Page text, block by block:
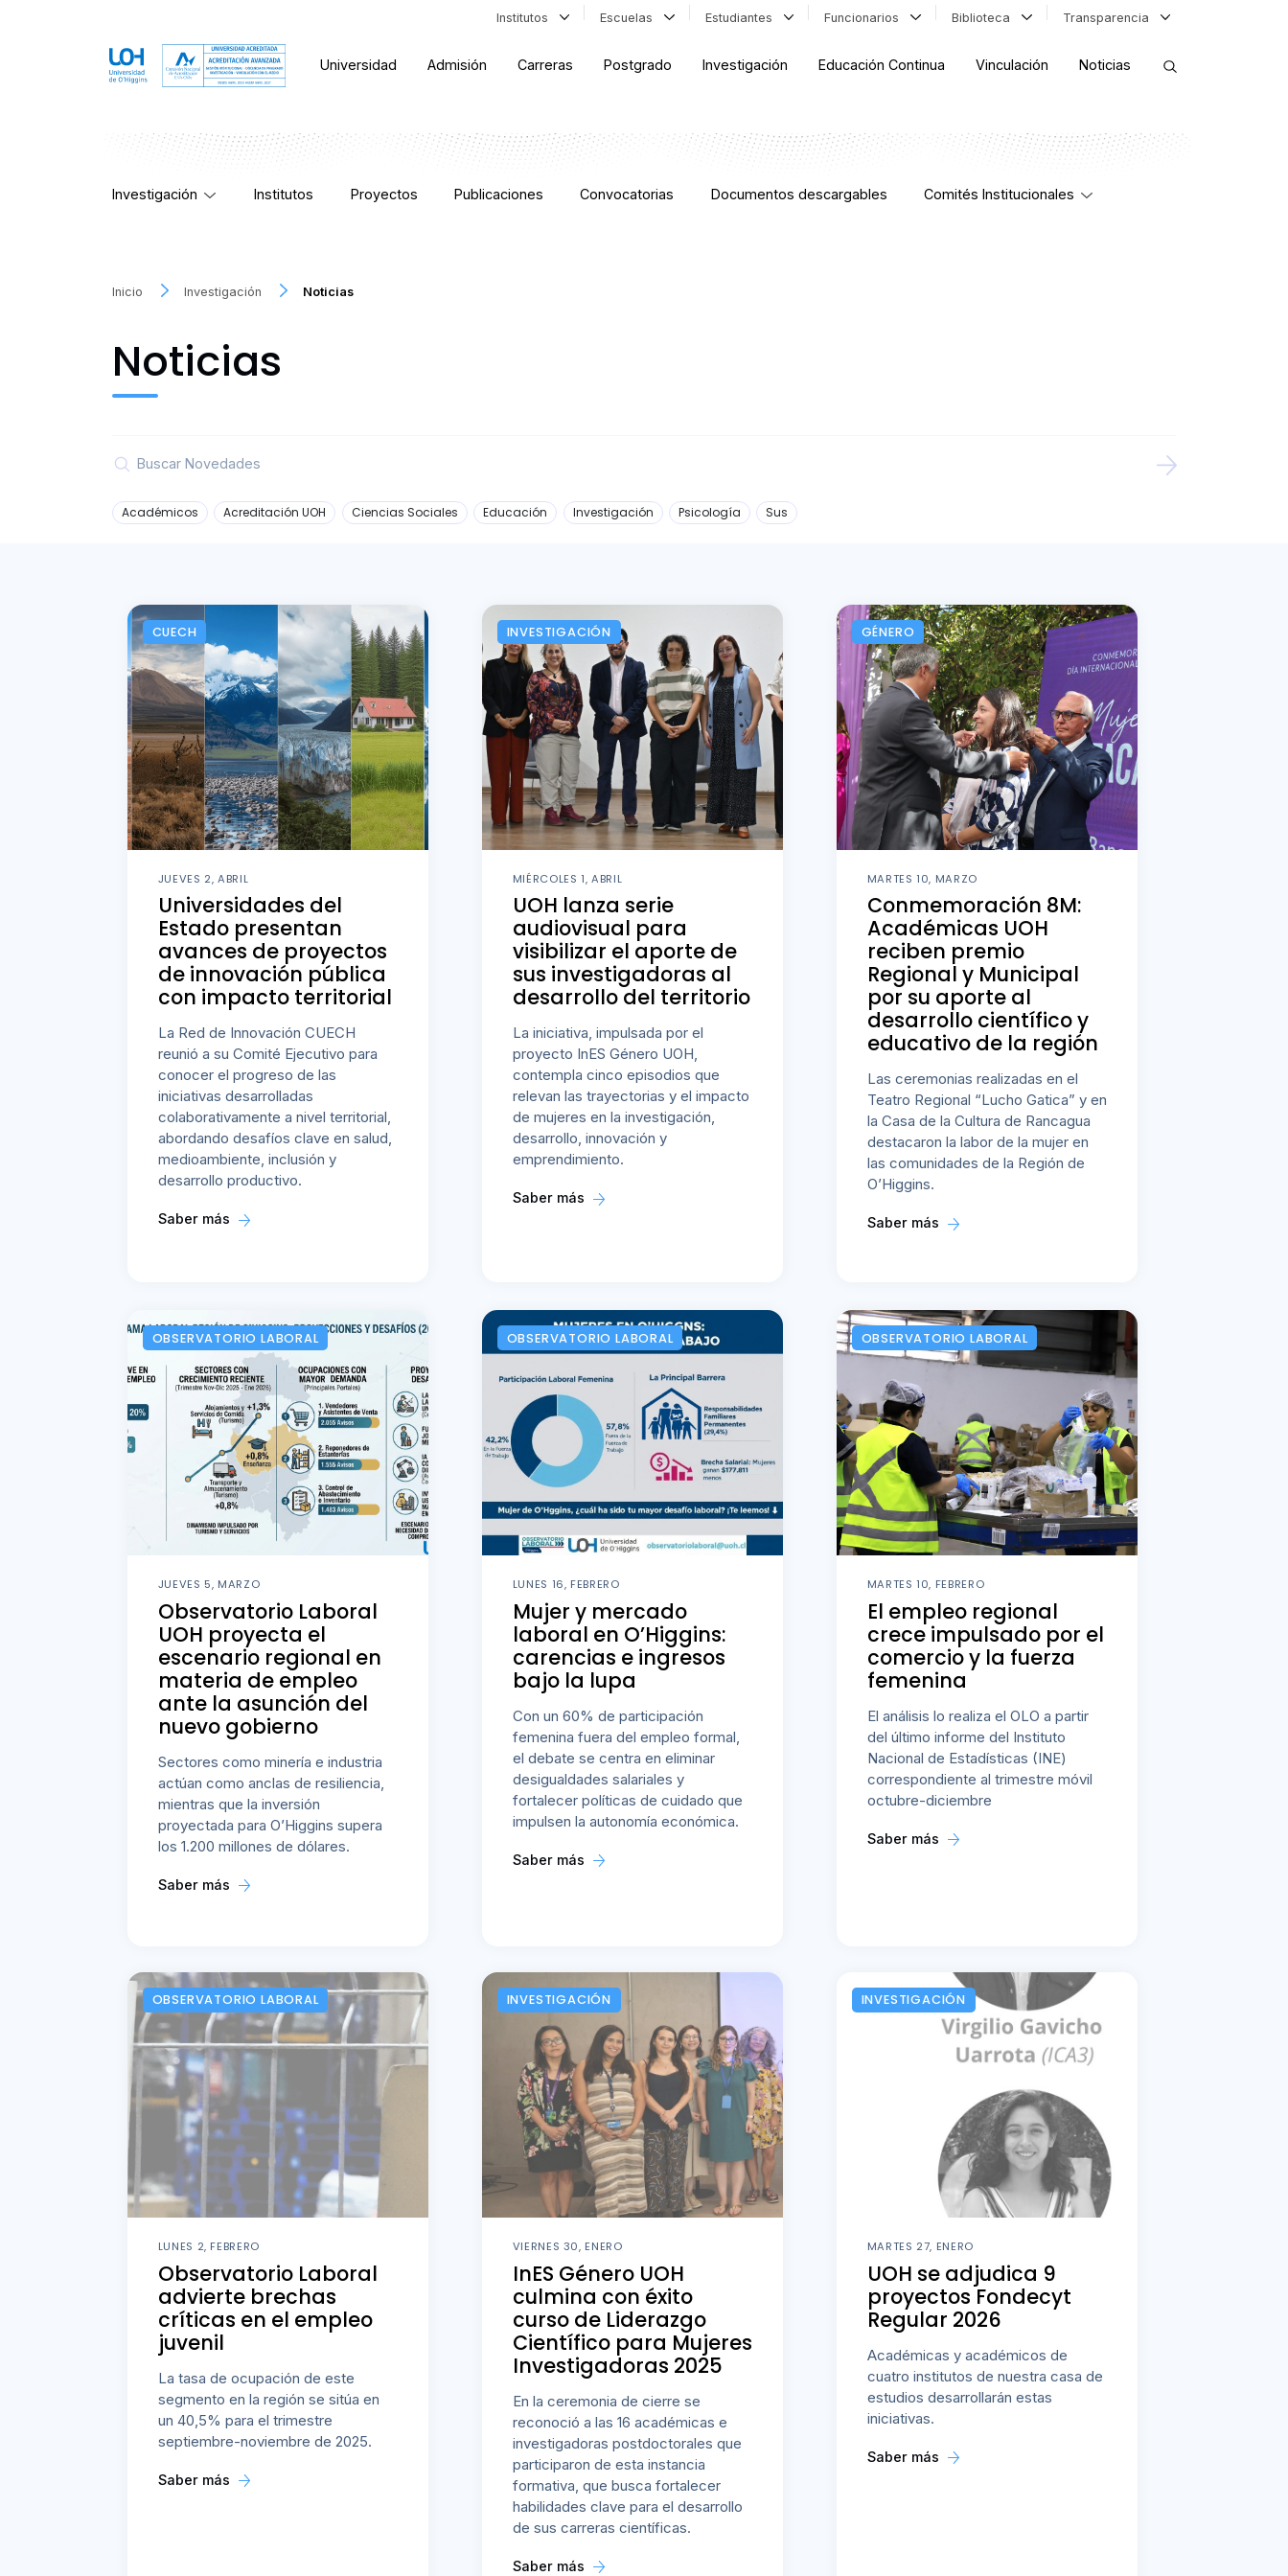
Institutos Escuelas Estudiantes Funcionarios Biblioteca Transparencia
Universidad Admisión Carreras Postgrado Investigación Educación Continua Vinculación Noticias
Investigación Institutos Proyectos Publicaciones Convocatorias Documentos descargables Comités Institucionales
Inicio Investigación Noticias
Noticias
Académicos Acreditación UOH Ciencias Sociales Educación Investigación Psicología Sus
CUECH
JUEVES 2, ABRIL
Universidades del
Estado presentan
avances de proyectos
de innovación pública
con impacto territorial
La Red de Innovación CUECH
reunió a su Comité Ejecutivo para
conocer el progreso de las
iniciativas desarrolladas
colaborativamente a nivel territorial,
abordando desafíos clave en salud,
medioambiente, inclusión y
desarrollo productivo.
Saber más
INVESTIGACIÓN
MIÉRCOLES 1, ABRIL
UOH lanza serie
audiovisual para
visibilizar el aporte de
sus investigadoras al
desarrollo del territorio
La iniciativa, impulsada por el
proyecto InES Género UOH,
contempla cinco episodios que
relevan las trayectorias y el impacto
de mujeres en la investigación,
desarrollo, innovación y
emprendimiento.
Saber más
GÉNERO
MARTES 10, MARZO
Conmemoración 8M:
Académicas UOH
reciben premio
Regional y Municipal
por su aporte al
desarrollo científico y
educativo de la región
Las ceremonias realizadas en el
Teatro Regional “Lucho Gatica” y en
la Casa de la Cultura de Rancagua
destacaron la labor de la mujer en
las comunidades de la Región de
O’Higgins.
Saber más
OBSERVATORIO LABORAL
JUEVES 5, MARZO
Observatorio Laboral
UOH proyecta el
escenario regional en
materia de empleo
ante la asunción del
nuevo gobierno
Sectores como minería e industria
actúan como anclas de resiliencia,
mientras que la inversión
proyectada para O’Higgins supera
los 1.200 millones de dólares.
Saber más
OBSERVATORIO LABORAL
LUNES 16, FEBRERO
Mujer y mercado
laboral en O’Higgins:
carencias e ingresos
bajo la lupa
Con un 60% de participación
femenina fuera del empleo formal,
el debate se centra en eliminar
desigualdades salariales y
fortalecer políticas de cuidado que
impulsen la autonomía económica.
Saber más
OBSERVATORIO LABORAL
MARTES 10, FEBRERO
El empleo regional
crece impulsado por el
comercio y la fuerza
femenina
El análisis lo realiza el OLO a partir
del último informe del Instituto
Nacional de Estadísticas (INE)
correspondiente al trimestre móvil
octubre-diciembre
Saber más
OBSERVATORIO LABORAL
LUNES 2, FEBRERO
Observatorio Laboral
advierte brechas
críticas en el empleo
juvenil
La tasa de ocupación de este
segmento en la región se sitúa en
un 40,5% para el trimestre
septiembre-noviembre de 2025.
Saber más
INVESTIGACIÓN
VIERNES 30, ENERO
InES Género UOH
culmina con éxito
curso de Liderazgo
Científico para Mujeres
Investigadoras 2025
En la ceremonia de cierre se
reconoció a las 16 académicas e
investigadoras postdoctorales que
participaron de esta instancia
formativa, que busca fortalecer
habilidades clave para el desarrollo
de sus carreras científicas.
Saber más
INVESTIGACIÓN
MARTES 27, ENERO
UOH se adjudica 9
proyectos Fondecyt
Regular 2026
Académicas y académicos de
cuatro institutos de nuestra casa de
estudios desarrollarán estas
iniciativas.
Saber más